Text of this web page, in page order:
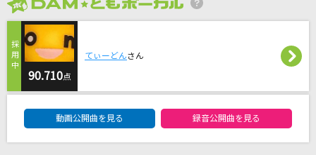
中島みゆき
[生音]レイニーブルー
徳永英明
青空Jumping Heart
Aqours
90.710点
てぃーどんさん
動画公開曲を見る 録音公開曲を見る